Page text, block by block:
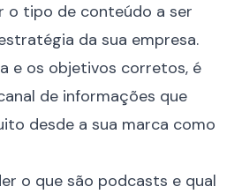
o tipo de conteúdo a ser
da sua empresa.
e os objetivos corretos, é
de informações que
desde a sua marca como
o que são podcasts e qual